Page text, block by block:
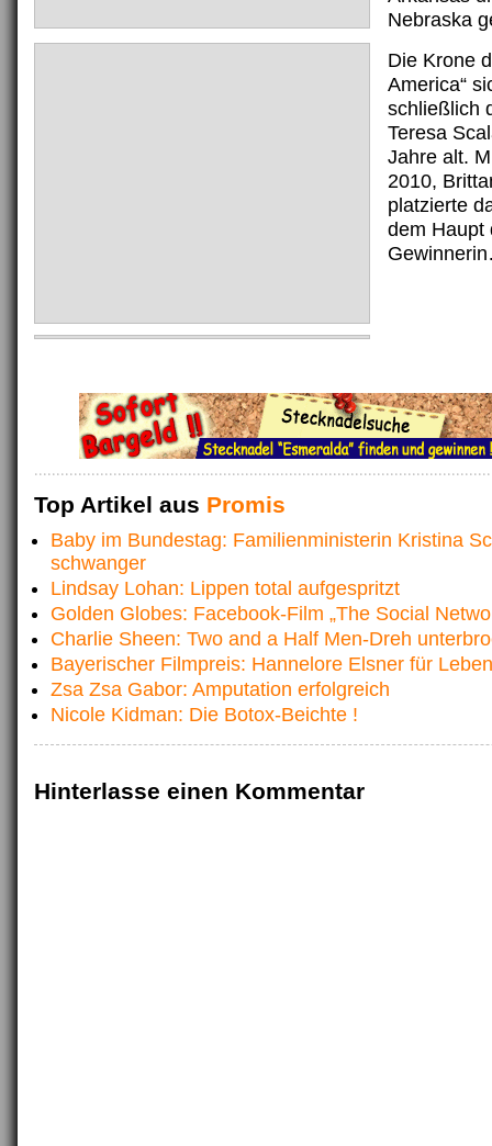
Nebraska
Die Krone
America“
schließlich
Teresa
Jahre alt.
2010,
platzierte
dem Haupt
Top Artikel aus Promis
Baby im Bundestag: Familienministerin Kristina
schwanger
Lindsay Lohan: Lippen total aufgespritzt
Golden Globes: Facebook-Film „The Social
Charlie Sheen: Two and a Half Men-Dreh
Bayerischer Filmpreis: Hannelore Elsner für
Zsa Zsa Gabor: Amputation erfolgreich
Nicole Kidman: Die Botox-Beichte !
Hinterlasse einen Kommentar